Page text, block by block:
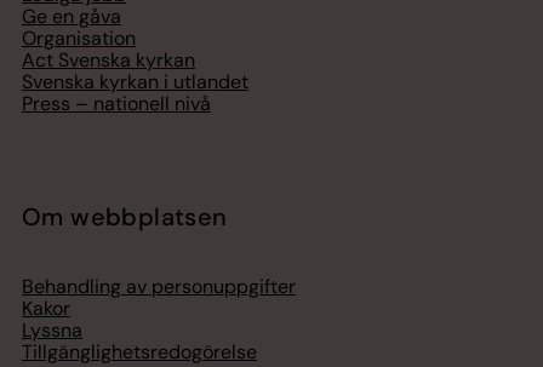
Ge en gåva
Organisation
Act Svenska kyrkan
Svenska kyrkan i utlandet
Press – nationell nivå
Om webbplatsen
Behandling av personuppgifter
Kakor
Lyssna
Tillgänglighetsredogörelse